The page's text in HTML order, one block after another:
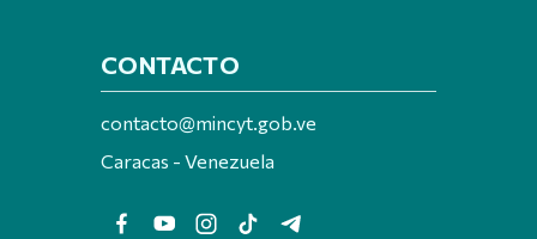
CONTACTO
contacto@mincyt.gob.ve
Caracas - Venezuela